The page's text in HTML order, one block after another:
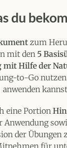
du
zum
mit den 5
mit Hilfe der
to-Go
anwenden
eine Portion
Anwendung
der Übungen
für